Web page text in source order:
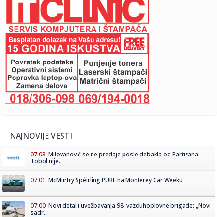
NAJNOVIJE VESTI
07:03: Milovanović se ne predaje posle debakla od Partizana:
Tobol nije...
07:01: McMurtry Spéirling PURE na Monterey Car Weeku
07:00: Novi detalji uvežbavanja 98. vazduhoplovne brigade: „Novi
sadr...